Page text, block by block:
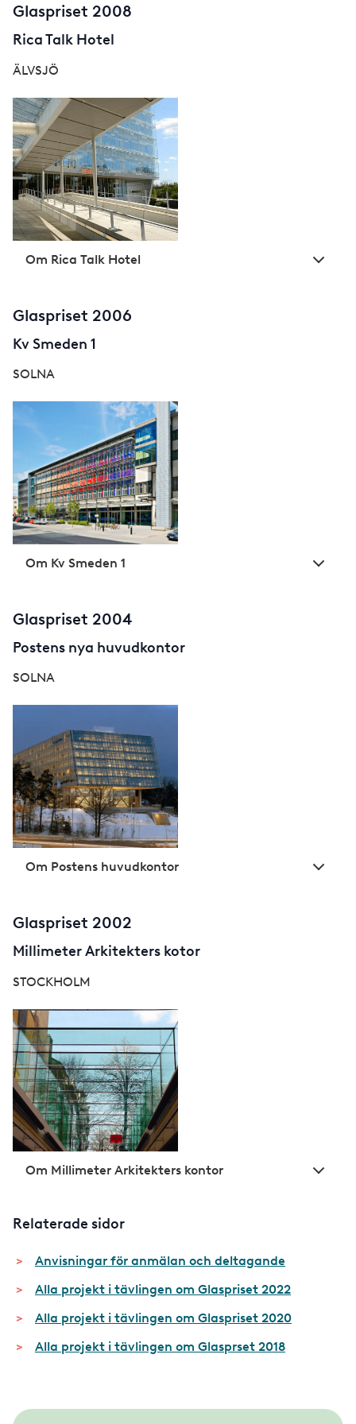
Glaspriset 2008
Rica Talk Hotel
ÄLVSJÖ
Om Rica Talk Hotel
Glaspriset 2006
Kv Smeden 1
SOLNA
Om Kv Smeden 1
Glaspriset 2004
Postens nya huvudkontor
SOLNA
Om Postens huvudkontor
Glaspriset 2002
Millimeter Arkitekters kotor
STOCKHOLM
Om Millimeter Arkitekters kontor
Relaterade sidor
Anvisningar för anmälan och deltagande
Alla projekt i tävlingen om Glaspriset 2022
Alla projekt i tävlingen om Glaspriset 2020
Alla projekt i tävlingen om Glasprset 2018